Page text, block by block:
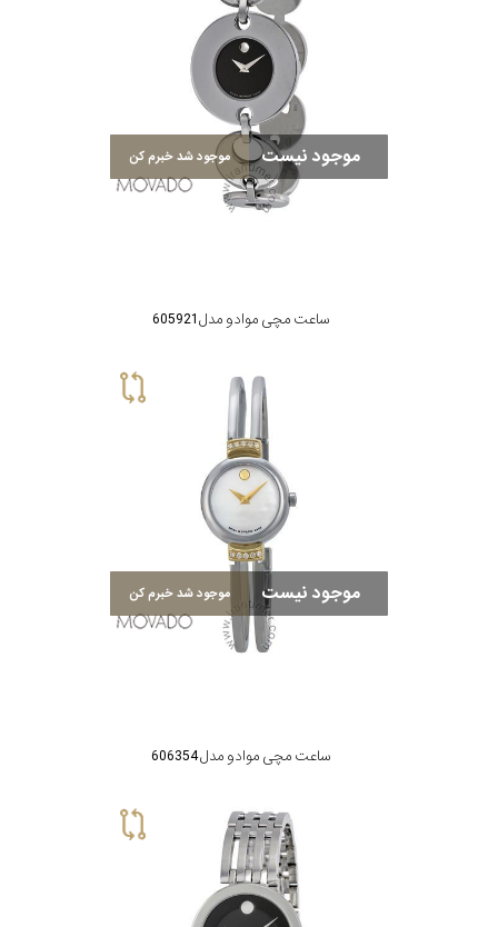
موجود نیست موجود شد خبرم کن
ساعت مچی موادو مدل 605921
موجود نیست موجود شد خبرم کن
ساعت مچی موادو مدل 606354